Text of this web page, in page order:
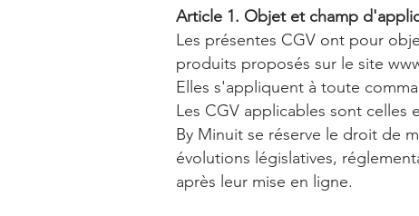
Article 1. Objet et champ
Les présentes CGV ont pour
produits proposés sur le site
Elles s'appliquent à toute
Les CGV applicables sont celles
By Minuit se réserve le droit de
évolutions législatives,
après leur mise en ligne.